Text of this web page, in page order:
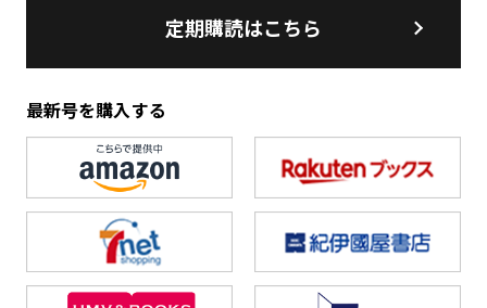
定期購読はこちら
最新号を購入する